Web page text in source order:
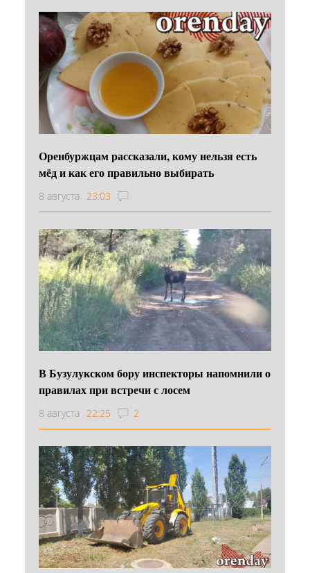
Оренбуржцам рассказали, кому нельзя есть
мёд и как его правильно выбирать
8 августа 23:03
В Бузулукском бору инспекторы напомнили о
правилах при встречи с лосем
8 августа 22:25 2